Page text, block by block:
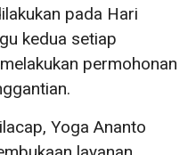
pada Hari
kedua setiap
permohonan
Yoga Ananto